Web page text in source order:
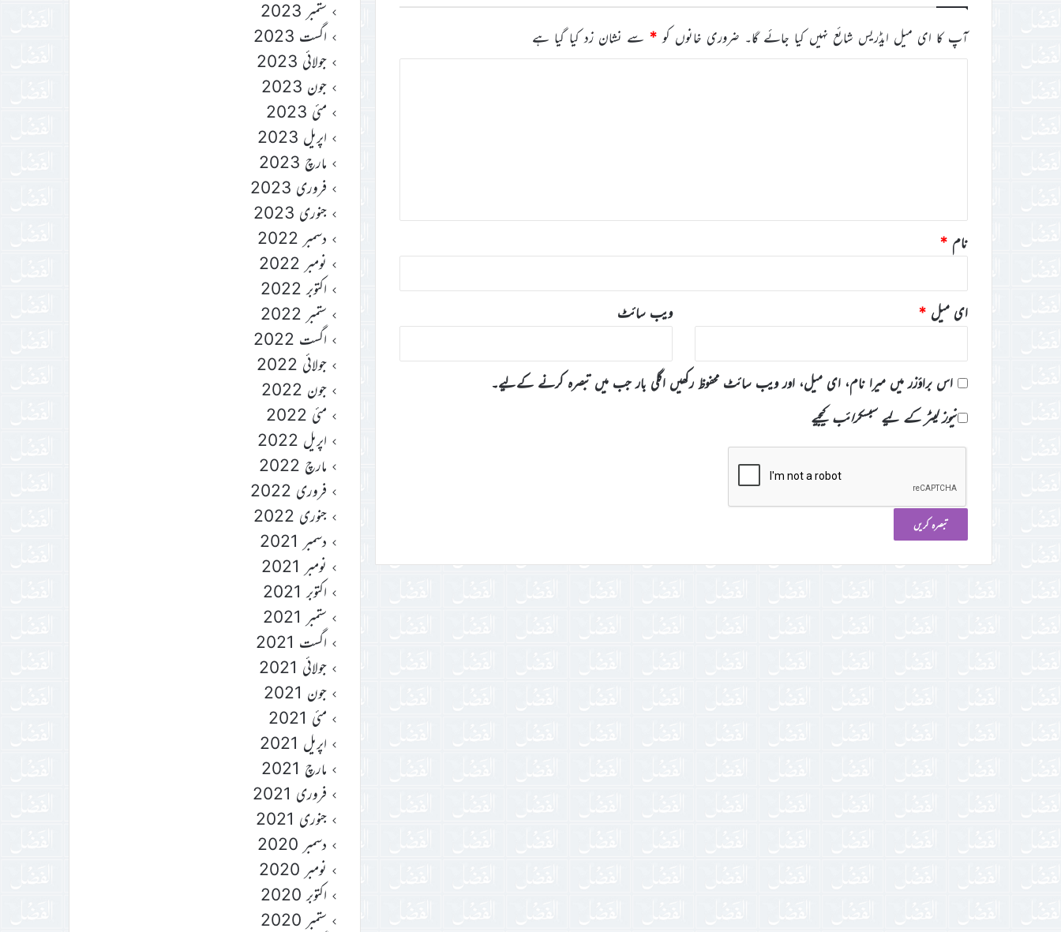
آپ کا ای میل ایڈریس شائع نہیں کیا جائے گا۔ ضروری خانوں کو * سے نشان زد کیا گیا ہے
نام *
ای میل * ویب‌ سائٹ
اس براؤزر میں میرا نام، ای میل، اور ویب سائٹ محفوظ رکھیں اگلی بار جب میں تبصرہ کرنے کےلیے۔
نیوز لیٹر کے لیے سبسکرائب کیجیے
ستمبر 2023
اگست 2023
جولائی 2023
جون 2023
مئی 2023
اپریل 2023
مارچ 2023
فروری 2023
جنوری 2023
دسمبر 2022
نومبر 2022
اکتوبر 2022
ستمبر 2022
اگست 2022
جولائی 2022
جون 2022
مئی 2022
اپریل 2022
مارچ 2022
فروری 2022
جنوری 2022
دسمبر 2021
نومبر 2021
اکتوبر 2021
ستمبر 2021
اگست 2021
جولائی 2021
جون 2021
مئی 2021
اپریل 2021
مارچ 2021
فروری 2021
جنوری 2021
دسمبر 2020
نومبر 2020
اکتوبر 2020
ستمبر 2020